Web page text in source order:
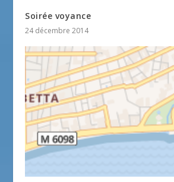
Soirée voyance
24 décembre 2014